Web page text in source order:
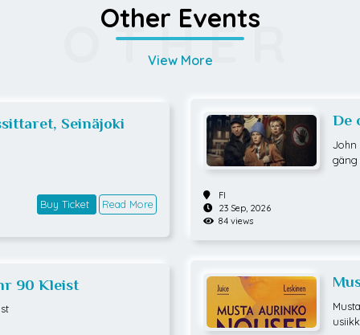
OTHER
Other Events
View More
Seinäjoki
Buy Ticket Read More
De
John
gäng
upp
r,
lat
mhet
FI
23 Sep, 2026
84 views
90 Kleist
usiikkinäytelmä,